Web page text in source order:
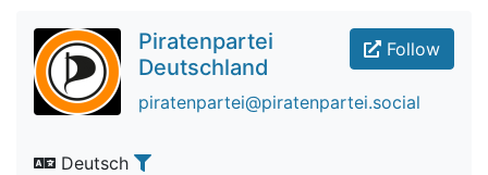
Follow
Piratenpartei
Deutschland
piratenpartei@piratenpartei.social
Deutsch